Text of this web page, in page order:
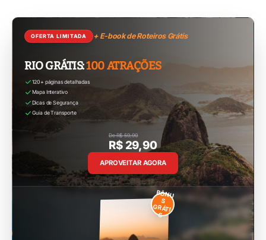
OFERTA LIMITADA + E-book de Roteiros Grátis
RIO GRÁTIS:100 ATRAÇÕES
120+ páginas detalhadas
Mapa Interativo
Dicas de Segurança
Guia de Transporte
De R$ 59,90
R$ 29,90
APROVEITAR AGORA
BÔNU
S
GRÁTI
S